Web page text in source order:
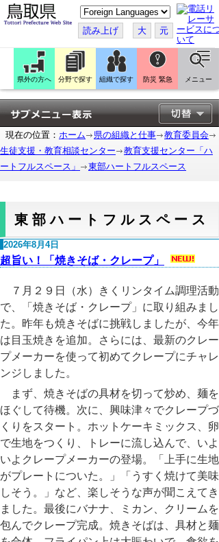
こ
の
ペ
ー
ジ
翻
訳
す
る
読み上げ 大 元
県外の方へ 分野で探す 組織で探す 防災 緊急 メニュー
現在の位置： ホーム 県の組織と仕事
教育委員会
生徒支援・教育相談センター
教育支援センター「ハ
ートフルスペース」
東部ハートフルスペース
東部ハートフルスペース
2026年8月4日
超旨い！「焼きそば・クレープ」
７月２９日（水）きくリンタイム調理活動
で、「焼きそば・クレープ」に取り組みまし
た。昨年も焼きそばに挑戦しましたが、今年
は目玉焼きを追加。さらには、最新のクレー
プメーカーを使って初めてクレープにチャレ
ンジしました。
まず、焼きそばの具材を切って炒め、麺を
ほぐして待機。次に、興味津々でクレープづ
くりをスタート。ホットケーキミックス、卵
で生地をつくり、トレーに流し込んで、いよ
いよクレープメーカーの登場。「上手に生地
がプレートについた。」「うすく焼けて美味
しそう。」など、楽しそうな声が聞こえてき
ました。最後にバナナ、ミカン、クリームを
包んでクレープ完成。焼きそばは、具材と麺